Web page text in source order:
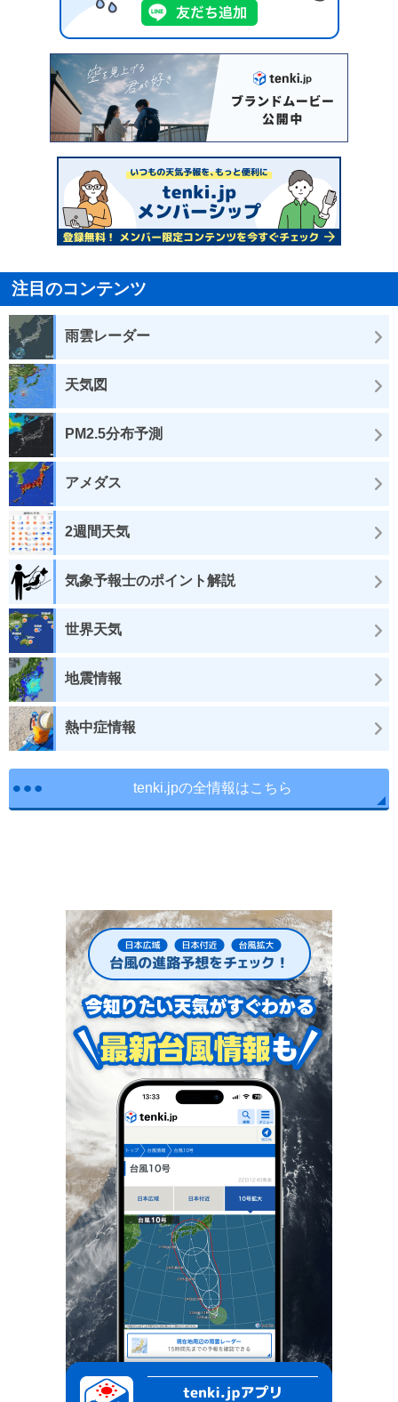
注目のコンテンツ
雨雲レーダー
天気図
PM2.5分布予測
アメダス
2週間天気
気象予報士のポイント解説
世界天気
地震情報
熱中症情報
tenki.jpの全情報はこちら